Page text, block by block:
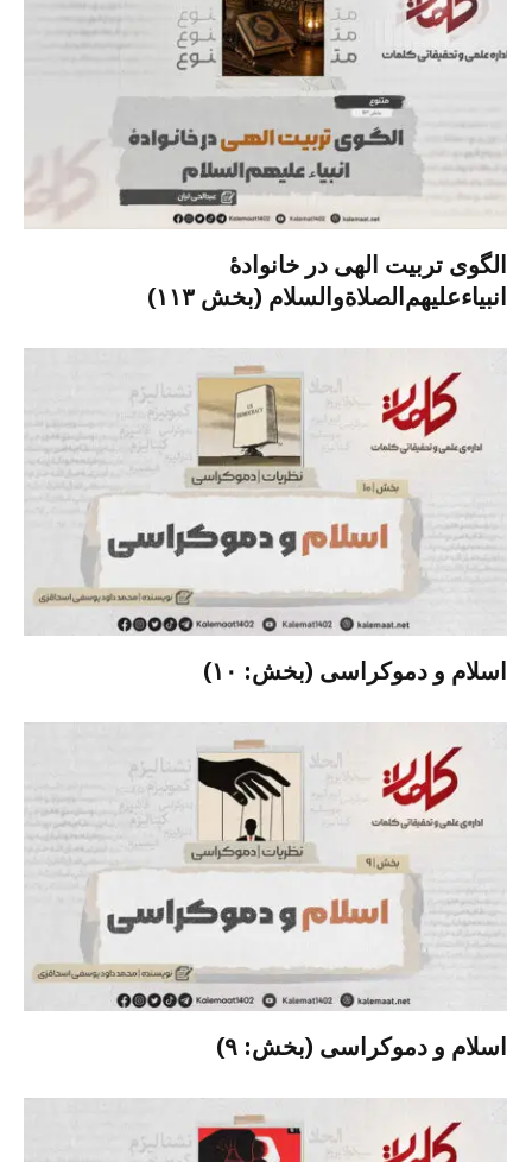
الگوی تربیت الهی در خانوادۀ
انبیاءعلیهم‌الصلاةو‌السلام (بخش ۱۱۳)
اسلام و دموکراسی (بخش: ۱۰)
اسلام و دموکراسی (بخش: ۹)